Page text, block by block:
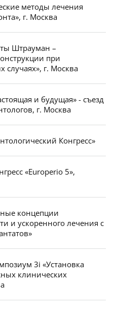
методы лечения
г. Москва
Штрауман –
при
случаях», г. Москва
и будущая» - съезд
г. Москва
Конгресс»
«Europerio 5»,
концепции
и ускоренного лечения с
3i «Установка
клинических